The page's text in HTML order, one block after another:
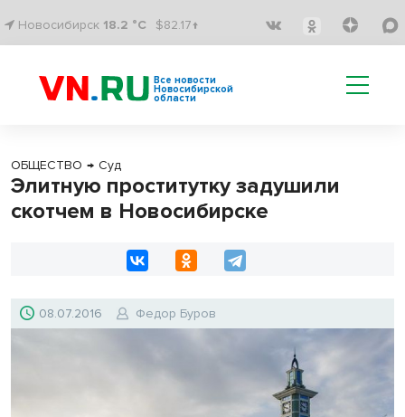
Новосибирск 18.2 °C $82.17↑
Все новости
Новосибирской
области
ОБЩЕСТВО → Суд
Элитную проститутку задушили
скотчем в Новосибирске
08.07.2016 Федор Буров